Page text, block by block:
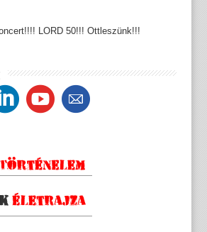
LORD 50!!! Ottleszünk!!!